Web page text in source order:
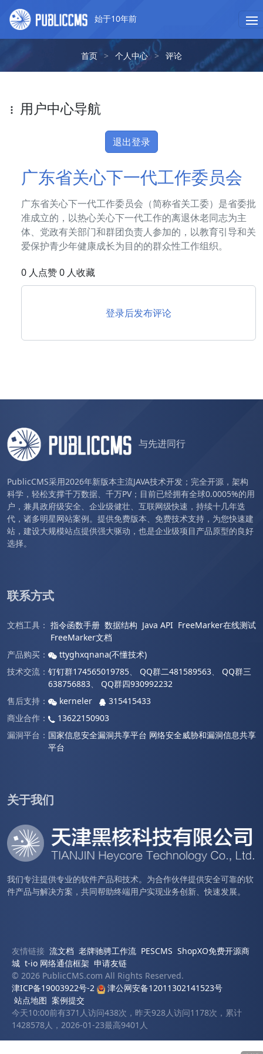
始于10年前
首页 > 个人中心 > 评论
用户中心导航
退出登录
广东省关心下一代工作委员会
广东省关心下一代工作委员会（简称省关工委）是省委批
准成立的，以热心关心下一代工作的离退休老同志为主
体、党政有关部门和群团负责人参加的，以教育引导和关
爱保护青少年健康成长为目的的群众性工作组织。
0 人点赞 0 人收藏
登录后发布评论
与先进同行
PublicCMS采用2026年新版本主流JAVA技术开发；完全开源，架构
科学，轻松支撑千万数据、千万PV；目前已经拥有全球0.0005%的用
户，兼具政府级安全、企业级健壮、互联网级快速，持续十几年迭
代，诸多明星网站案例。提供免费版本、免费技术支持，为您快速建
站，建设大规模站点提供强大驱动，也是企业级项目产品原型的良好
选择。
联系方式
文档工具： 指令函数手册 数据结构 Java API FreeMarker在线测试
FreeMarker文档
产品购买：
ttyghxqnana(不懂技术)
技术交流： 钉钉群174565019785、 QQ群二481589563、 QQ群三
638756883、 QQ群四930992232
售后支持：
kerneler
315415433
商业合作：
13622150903
漏洞平台： 国家信息安全漏洞共享平台 网络安全威胁和漏洞信息共享
平台
关于我们
我们专注提供专业的软件产品和技术。为合作伙伴提供安全可靠的软
件产品与解决方案，共同帮助终端用户实现业务创新、快速发展。
友情链接 流文档 老牌驰骋工作流 PESCMS ShopXO免费开源商
城 t-io 网络通信框架 申请友链
© 2026 PublicCMS.com All Rights Reserved.
津ICP备19003922号-2
津公网安备12011302141523号
站点地图 案例提交
今天10:00前有371人访问438次，昨天928人访问1178次，累计
1428578人，2026-01-23最高9401人